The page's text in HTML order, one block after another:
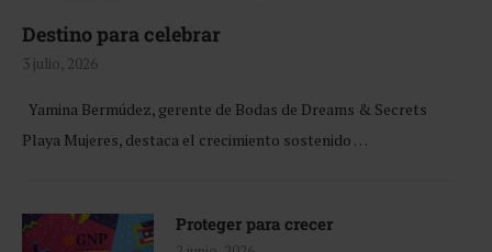
Destino para celebrar
3 julio, 2026
Yamina Bermúdez, gerente de Bodas de Dreams & Secrets
Playa Mujeres, destaca el crecimiento sostenido …
Proteger para crecer